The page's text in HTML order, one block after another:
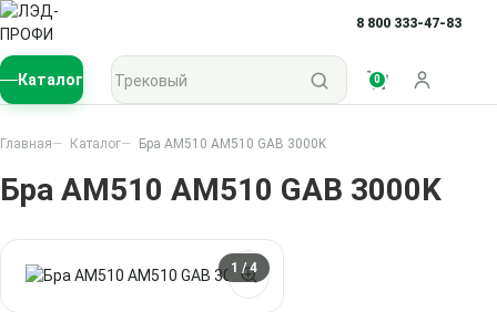
8 800 333-47-83
Каталог
Поиск по каталогу
0
Войти
Главная Каталог Бра AM510 AM510 GAB 3000K
Бра AM510 AM510 GAB 3000K
1 / 4